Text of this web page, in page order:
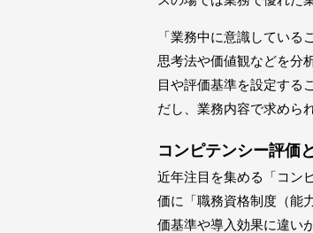
「業務中に意識してい
思考法や価値観などを分
目や評価基準を設定する
だし、業務内容で求めら
コンピテンシー評価
近年注目を集める「コン
価に「職務資格制度（能
価基準や導入効果に違い